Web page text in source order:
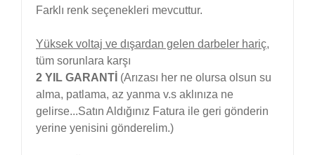
Farklı renk seçenekleri mevcuttur.
Yüksek voltaj ve dışardan gelen darbeler hariç,
tüm sorunlara karşı
2 YIL GARANTİ (Arızası her ne olursa olsun su
alma, patlama, az yanma v.s aklınıza ne
gelirse...Satın Aldığınız Fatura ile geri gönderin
yerine yenisini gönderelim.)